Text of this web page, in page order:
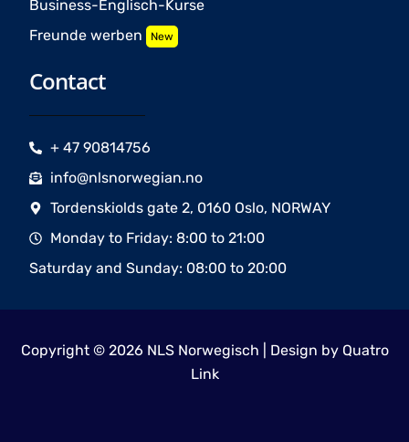
Business-Englisch-Kurse
Freunde werben New
Contact
+ 47 90814756
info@nlsnorwegian.no
Tordenskiolds gate 2, 0160 Oslo, NORWAY
Monday to Friday: 8:00 to 21:00
Saturday and Sunday: 08:00 to 20:00
Copyright © 2026 NLS Norwegisch | Design by Quatro
Link